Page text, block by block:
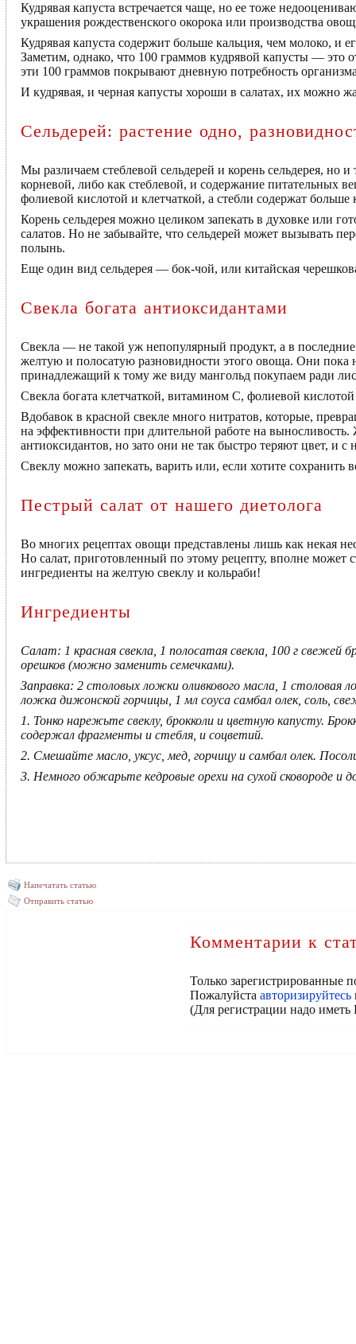
Кудрявая капуста встречается чаще, но ее тоже
украшения рождественского окорока или производства
Кудрявая капуста содержит больше кальция, чем молоко, и
Заметим, однако, что 100 граммов кудрявой капусты — это
эти 100 граммов покрывают дневную потребность
И кудрявая, и черная капусты хороши в салатах, их можно
Сельдерей: растение одно,
Мы различаем стеблевой сельдерей и корень сельдерея,
корневой, либо как стеблевой, и содержание питательных
фолиевой кислотой и клетчаткой, а стебли содержат больше
Корень сельдерея можно целиком запекать в духовке или
салатов. Но не забывайте, что сельдерей может вызывать
полынь.
Еще один вид сельдерея — бок-чой, или китайская
Свекла богата антиоксидантами
Свекла — не такой уж непопулярный продукт, а в
желтую и полосатую разновидности этого овоща. Они
принадлежащий к тому же виду мангольд покупаем ради
Свекла богата клетчаткой, витамином C, фолиевой
Вдобавок в красной свекле много нитратов, которые,
на эффективности при длительной работе на
антиоксидантов, но зато они не так быстро теряют цвет, и
Свеклу можно запекать, варить или, если хотите
Пестрый салат от нашего диетолога
Во многих рецептах овощи представлены лишь как некая
Но салат, приготовленный по этому рецепту, вполне
ингредиенты на желтую свеклу и кольраби!
Ингредиенты
Салат: 1 красная свекла, 1 полосатая свекла, 100 г
орешков (можно заменить семечками).
Заправка: 2 столовых ложки оливкового масла, 1 столовая
ложка дижонской горчицы, 1 мл соуса самбал олек, соль,
1. Тонко нарежьте свеклу, брокколи и цветную капусту.
содержал фрагменты и стебля, и соцветий.
2. Смешайте масло, уксус, мед, горчицу и самбал олек.
3. Немного обжарьте кедровые орехи на сухой сковороде и
Напечатать статью
Отправить статью
Комментарии к
Только зарегистрированные
Пожалуйста авторизируйтесь
(Для регистрации надо